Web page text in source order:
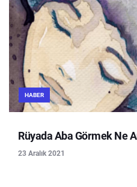
HABER
Rüyada Aba Görmek Ne
23 Aralık 2021